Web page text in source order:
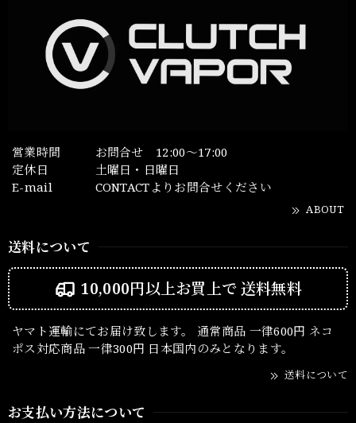
営業時間
お問合せ 12:00～17:00
定休日
土曜日・日曜日
E-mail
CONTACTよりお問合せください
ABOUT
送料について
10,000円以上お買上で送料無料
ヤマト運輸にてお届け致します。 通常商品 一律600円 ネコ
ポス対応商品 一律300円 日本国内のみとなります。
送料について
お支払い方法について